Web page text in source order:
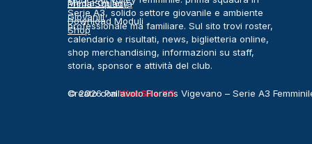
Prima Squadra
Giovanili
Shop
Media Gallery
Download Moduli
Serie A3, solido settore giovanile e ambiente
professionale ma familiare. Sul sito trovi roster,
calendario e risultati, news, biglietteria online,
shop merchandising, informazioni su staff,
storia, sponsor e attività del club.
© 2026 Pallavolo Florens Vigevano – Serie A3
Creato conWebSite X5